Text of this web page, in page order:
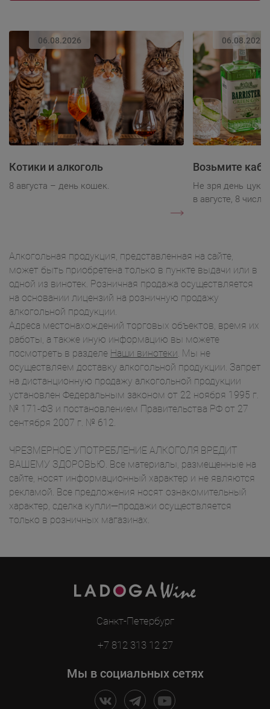
06.08.2026
Котики и алкоголь
8 августа – день кошек.
06.08.2026
Возьмите
Не зря день
в августе, 8 числа.
Алкогольная продукция, представленная на сайте,
может быть приобретена только в пункте выдачи или в
одной из винотек. Розничная продажа осуществляется
на основании лицензий на розничную продажу
алкогольной продукции.
Адреса местонахождений торговых объектов, время их
работы, а также иную информацию вы можете
посмотреть в разделе Наши винотеки. Мы не
осуществляем доставку алкогольной продукции. Запрет
на дистанционную продажу алкогольной продукции
установлен Федеральным законом от 22 ноября 1995 г.
№ 171-ФЗ и постановлением Правительства РФ от 27
сентября 2007 г. № 612.
ЧРЕЗМЕРНОЕ УПОТРЕБЛЕНИЕ АЛКОГОЛЯ ВРЕДИТ
ВАШЕМУ ЗДОРОВЬЮ. Все материалы, размещенные на
сайте, носят информационный характер и не являются
рекламой. Все предложения носят ознакомительный
характер, сделка купли—продажи осуществляется
только в розничных магазинах.
Санкт-Петербург
+7 812 313 12 27
Мы в социальных сетях